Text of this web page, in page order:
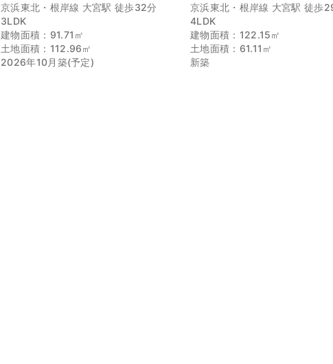
京浜東北・根岸線 大宮駅 徒歩32分
3LDK
建物面積：91.71㎡
土地面積：112.96㎡
2026年10月築(予定)
京浜東北・根岸線 大宮駅 徒歩
4LDK
建物面積：122.15㎡
土地面積：61.11㎡
新築